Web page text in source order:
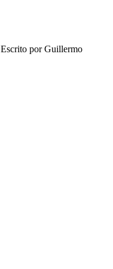
Escrito por Guillermo